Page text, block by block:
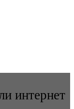
интернет